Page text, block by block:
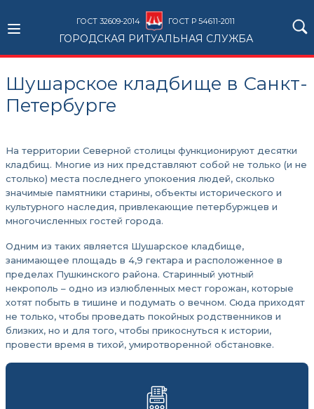
ГОСТ 32609-2014 ГОСТ Р 54611-2011
ГОРОДСКАЯ РИТУАЛЬНАЯ СЛУЖБА
Шушарское кладбище в Санкт-
Петербурге
На территории Северной столицы функционируют десятки
кладбищ. Многие из них представляют собой не только (и не
столько) места последнего упокоения людей, сколько
значимые памятники старины, объекты исторического и
культурного наследия, привлекающие петербуржцев и
многочисленных гостей города.
Одним из таких является Шушарское кладбище,
занимающее площадь в 4,9 гектара и расположенное в
пределах Пушкинского района. Старинный уютный
некрополь – одно из излюбленных мест горожан, которые
хотят побыть в тишине и подумать о вечном. Сюда приходят
не только, чтобы проведать покойных родственников и
близких, но и для того, чтобы прикоснуться к истории,
провести время в тихой, умиротворенной обстановке.